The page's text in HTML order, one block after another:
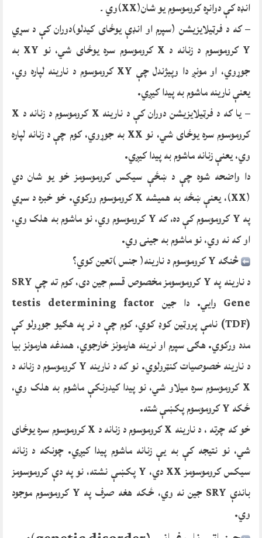
انډه کې دوانړه کروموسوم یو شان(XX)وي ۔
– که د فرټیلایزیشن (سپرم او انډې یوځای کیدلو)دوران کې د سړي
Y کروموسوم د زنانه د X کروموسوم سره یوځای شي، نو XY به
جوړوي، او مونږ دا وپیژندل چې XY کروموسوم د نارینه لپاره وي،
یعنې نارینه ماشوم به پیدا کیږي.
– یا که د فرټیلایزیشن دوران کې د نارینه X کروموسوم د زنانه د X
کروموسوم سره یوځای شي، نو XX به جوړوي، کوم چې د زنانه لپاره
وي، یعنې زنانه ماشوم به پیدا کیږي.
دا واضحه شوه چې د ښځې سیکس کروموسومز خو یو شان دي
(XX)، یعنې ښځه به همیشه X کروموسوم ورکوي. خو خبره د سړي
په Y کروموسوم کې ده، که Y کروموسوم وي، نو ماشوم به هلک وي،
او که نه وي، نو ماشوم به جینۍ وي.
څنګه Y کروموسوم د نارینه( جنس )تعین کوي؟
د نارینه په Y کروموسومز مخصوص قسم جین دی، کوم ته چې SRY
Gene وایي. دا جین testis determining factor
(TDF) نامې پروټین کوډ کوي، کوم چې د نر په هګیو جوړولو کې
مدد ورکوي. هګۍ سپرم او نرینه هارمونز خارجوي، همدغه هارمونز بیا
د نارینه خصوصیات کنټرولوي. نو که د نارینه Y کروموسوم د زنانه د
X کروموسوم سره میلاو شي، نو پیدا کیدونکې ماشوم به هلک وي،
ځکه Y کروموسوم پکښې شته.
خو که چرته ، د نارینه X کروموسوم د زنانه د X کروموسوم سره یوځای
شي، نو نتیجه کې به یې زنانه ماشوم پیدا کیږي. چونکه د زنانه
سیکس کروموسومز XX دي، Y پکښې نشته، نو په دې کروموسومز
باندې SRY جین نه وي، ځکه هغه صرف په Y کروموسوم موجود
وي.